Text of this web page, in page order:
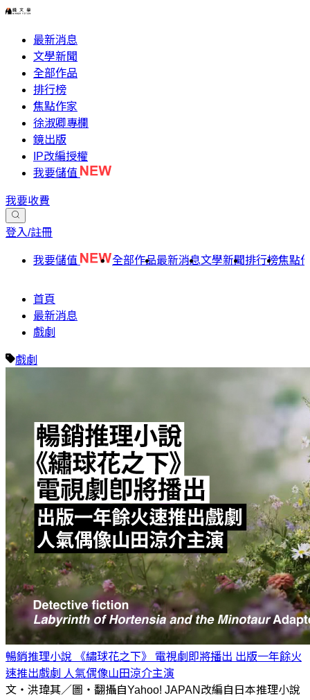
最新消息
文學新聞
全部作品
排行榜
焦點作家
徐淑卿專欄
鏡出版
IP改編授權
我要儲值
我要收費
登入/註冊
我要儲值 全部作品最新消息文學新聞排行榜焦點
首頁
最新消息
戲劇
戲劇
暢銷推理小說 《繡球花之下》 電視劇即將播出 出版一年餘火
速推出戲劇 人氣偶像山田涼介主演
文・洪瑋其／圖・翻攝自Yahoo! JAPAN改編自日本推理小說